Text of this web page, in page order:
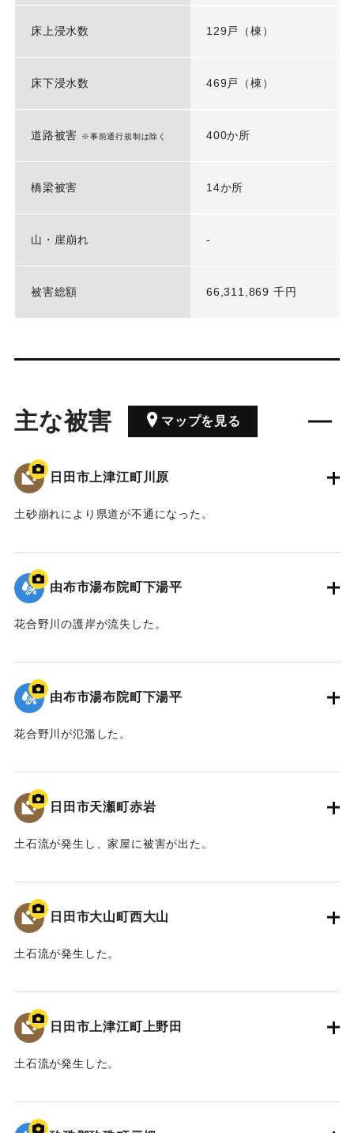
床上浸水数 129戸（棟）
床下浸水数 469戸（棟）
道路被害 ※事前通行規制は除く 400か所
橋梁被害 14か所
山・崖崩れ -
被害総額 66,311,869 千円
主な被害 マップを見る
日田市上津江町川原
土砂崩れにより県道が不通になった。
2020/7/6｜固有コード:01215088
由布市湯布院町下湯平
花合野川の護岸が流失した。
2020/7/6｜固有コード:01215087
由布市湯布院町下湯平
花合野川が氾濫した。
2020/7/6｜固有コード:01215086
日田市天瀬町赤岩
土石流が発生し、家屋に被害が出た。
2020/7/6｜固有コード:01215085
日田市大山町西大山
土石流が発生した。
2020/7/6｜固有コード:01215084
日田市上津江町上野田
土石流が発生した。
2020/7/6｜固有コード:01215083